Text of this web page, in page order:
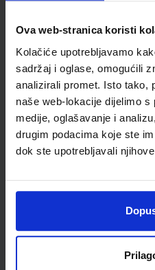
Ova web-stranica koristi
Kolačiće upotrebljavamo
sadržaj i oglase, omogućili
analizirali promet. Isto tako,
naše web-lokacije dijelimo
medije, oglašavanje i
drugim podacima koje ste
dok ste upotrebljavali
ŠIFRA OMOTA: 500239
Udžbenik
MOJ SRETNI BROJ 4;
četvrtom razredu osnovne
Autor(i):Sanja Jakovljević Rogić
DOM3
ŠIFRA OMOTA: